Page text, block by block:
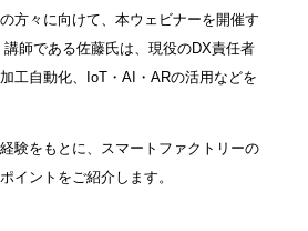
方々に向けて、本ウェビナーを開催す
師である佐藤氏は、現役のDX責任者
工自動化、IoT・AI・ARの活用などを
験をもとに、スマートファクトリーの
イントをご紹介します。